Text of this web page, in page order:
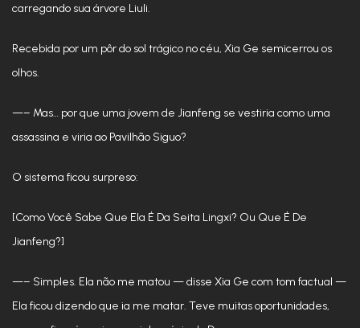
carregando sua árvore Liuli.
Recebida por um pôr do sol trágico no céu, Xia Ge semicerrou os
olhos.
—– Mas… por que uma jovem de Jianfeng se vestiria como uma
assassina e viria ao Pavilhão Siguo?
O sistema ficou surpreso:
[Como Você Sabe Que Ela É Da Seita Lingxi? Ou Que É De
Jianfeng?]
—– Simples. Ela não me matou — disse Xia Ge com tom factual —
Ela ficou dizendo que ia me matar. Teve muitas oportunidades,